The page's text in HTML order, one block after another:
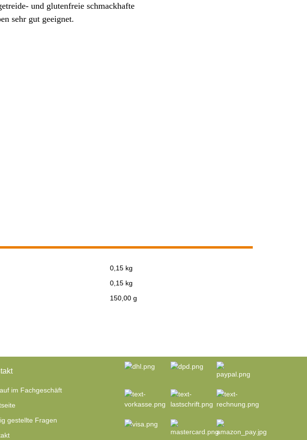
und glutenfreie schmackhafte
sehr gut geeignet.
0,15 kg
0,15 kg
150,00 g
im Fachgeschäft
gestellte Fragen